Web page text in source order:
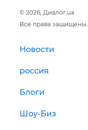
© 2026, Диалог.ua
Все права защищены.
Новости
россия
Блоги
Шоу-Биз